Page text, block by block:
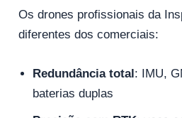
Os drones profissionais da
diferentes dos comerciais:
Redundância total: IMU,
baterias duplas